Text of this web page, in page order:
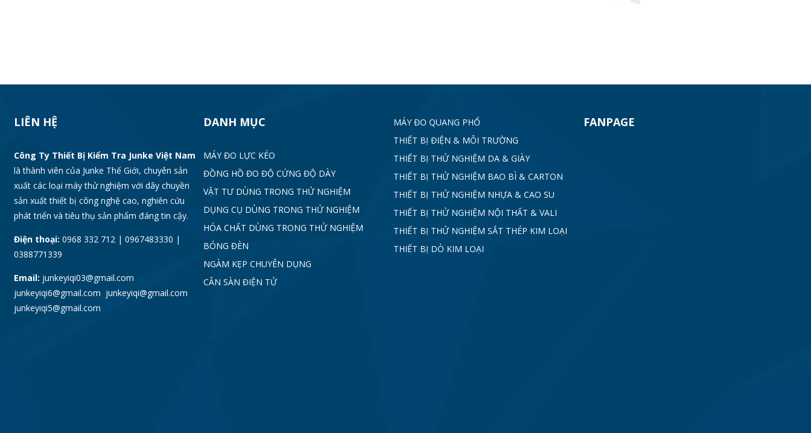
LIÊN HỆ
Công Ty Thiết Bị Kiểm Tra Junke Việt Nam
là thành viên của Junke Thế Giới, chuyên sản
xuất các loại máy thử nghiệm với dây chuyền
sản xuất thiết bị công nghệ cao, nghiên cứu
phát triển và tiêu thụ sản phẩm đáng tin cậy.
Điện thoại: 0968 332 712 | 0967483330 |
0388771339
Email: junkeyiqi03@gmail.com
junkeyiqi6@gmail.com junkeyiqi@gmail.com
junkeyiqi5@gmail.com
DANH MỤC
MÁY ĐO LỰC KÉO
ĐỒNG HỒ ĐO ĐỘ CỨNG ĐỘ DÀY
VẬT TƯ DÙNG TRONG THỬ NGHIỆM
DỤNG CỤ DÙNG TRONG THỬ NGHIỆM
HÓA CHẤT DÙNG TRONG THỬ NGHIỆM
BÓNG ĐÈN
NGÀM KẸP CHUYÊN DỤNG
CÂN SÀN ĐIỆN TỬ
MÁY ĐO QUANG PHỔ
THIẾT BỊ ĐIỆN & MÔI TRƯỜNG
THIẾT BỊ THỬ NGHIỆM DA & GIÀY
THIẾT BỊ THỬ NGHIỆM BAO BÌ & CARTON
THIẾT BỊ THỬ NGHIỆM NHỰA & CAO SU
THIẾT BỊ THỬ NGHIỆM NỘI THẤT & VALI
THIẾT BỊ THỬ NGHIỆM SẮT THÉP KIM LOẠI
THIẾT BỊ DÒ KIM LOẠI
FANPAGE